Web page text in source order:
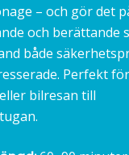
– och gör det
och berättande
både
Perfekt
bilresan till